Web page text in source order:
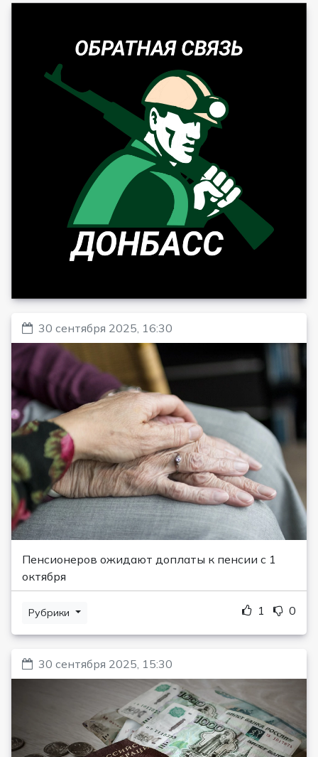
30 сентября 2025, 16:30
Пенсионеров ожидают доплаты к пенсии с 1
октября
Рубрики 1 0
30 сентября 2025, 15:30